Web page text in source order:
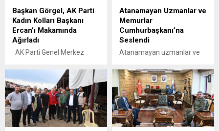
Başkan Görgel, AK Parti
Kadın Kolları Başkanı
Ercan’ı Makamında
Ağırladı
AK Parti Genel Merkez
Işık Ercan’ı makamında
ağırlayan Başkan Görgel,
“Deprem sonrası
Kahramanmaraş’ımızı
yeniden ayağa kaldırmak
için devletimizin tüm
Atanamayan Uzmanlar ve
Memurlar
Cumhurbaşkanı’na
Seslendi
Atanamayan uzmanlar ve
mağduriyeti dile getirmek ve
çözüm talep etmek
amacıyla Cumhurbaşkanı’na
hitaben bir mektup kaleme
aldı. Mektupta, yıllardır
süregelen atama sorunları